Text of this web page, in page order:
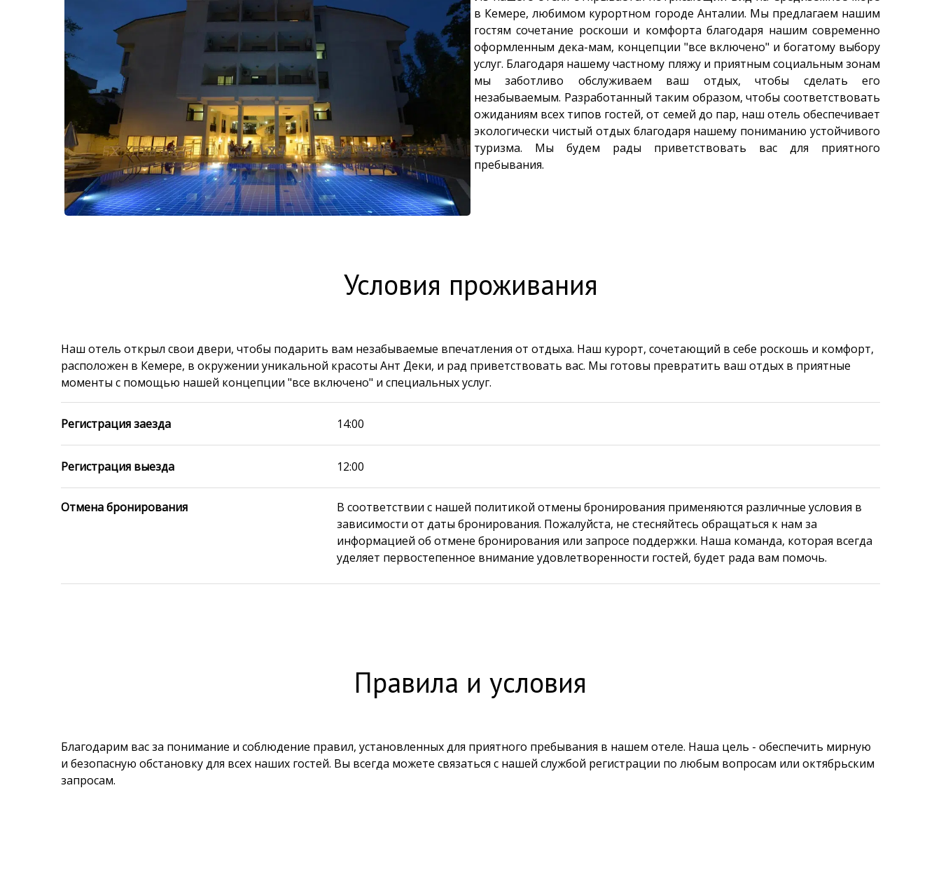
в Кемере, любимом курортном городе Анталии. Мы предлагаем нашим
гостям сочетание роскоши и комфорта благодаря нашим современно
оформленным дека-мам, концепции "все включено" и богатому выбору
услуг. Благодаря нашему частному пляжу и приятным социальным зонам
мы заботливо обслуживаем ваш отдых, чтобы сделать его
незабываемым. Разработанный таким образом, чтобы соответствовать
ожиданиям всех типов гостей, от семей до пар, наш отель обеспечивает
экологически чистый отдых благодаря нашему пониманию устойчивого
туризма. Мы будем рады приветствовать вас для приятного
пребывания.
Условия проживания
Наш отель открыл свои двери, чтобы подарить вам незабываемые впечатления от отдыха. Наш курорт, сочетающий в себе роскошь и комфорт,
расположен в Кемере, в окружении уникальной красоты Ант Деки, и рад приветствовать вас. Мы готовы превратить ваш отдых в приятные
моменты с помощью нашей концепции "все включено" и специальных услуг.
Регистрация заезда 14:00
Регистрация выезда 12:00
Отмена бронирования
В соответствии с нашей политикой отмены бронирования применяются различные условия в
зависимости от даты бронирования. Пожалуйста, не стесняйтесь обращаться к нам за
информацией об отмене бронирования или запросе поддержки. Наша команда, которая всегда
уделяет первостепенное внимание удовлетворенности гостей, будет рада вам помочь.
Правила и условия
Благодарим вас за понимание и соблюдение правил, установленных для приятного пребывания в нашем отеле. Наша цель - обеспечить мирную
и безопасную обстановку для всех наших гостей. Вы всегда можете связаться с нашей службой регистрации по любым вопросам или октябрьским
запросам.